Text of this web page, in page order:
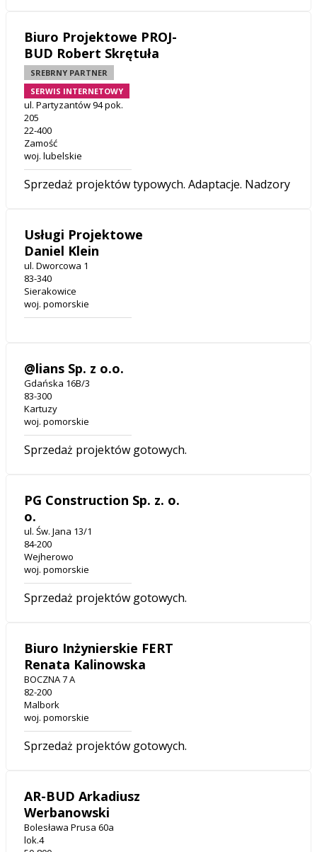
Biuro Projektowe PROJ-
BUD Robert Skrętuła
SREBRNY PARTNER
SERWIS INTERNETOWY
ul. Partyzantów 94 pok.
205
22-400
Zamość
woj. lubelskie
Sprzedaż projektów typowych. Adaptacje. Nadzory
Usługi Projektowe
Daniel Klein
ul. Dworcowa 1
83-340
Sierakowice
woj. pomorskie
@lians Sp. z o.o.
Gdańska 16B/3
83-300
Kartuzy
woj. pomorskie
Sprzedaż projektów gotowych.
PG Construction Sp. z. o.
o.
ul. Św. Jana 13/1
84-200
Wejherowo
woj. pomorskie
Sprzedaż projektów gotowych.
Biuro Inżynierskie FERT
Renata Kalinowska
BOCZNA 7 A
82-200
Malbork
woj. pomorskie
Sprzedaż projektów gotowych.
AR-BUD Arkadiusz
Werbanowski
Bolesława Prusa 60a
lok.4